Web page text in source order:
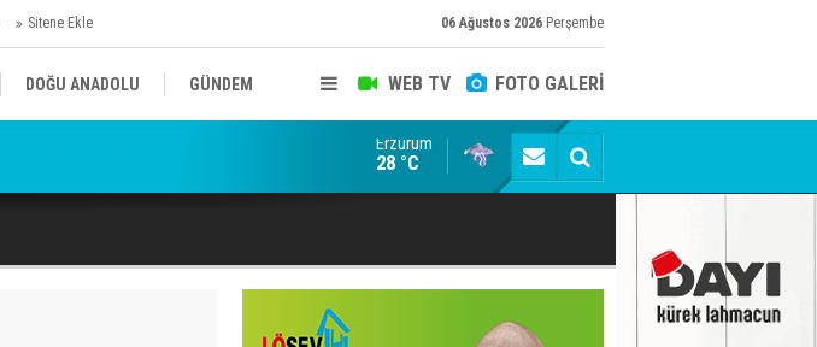
Sitene Ekle 06 Ağustos 2026 Perşembe
WEB TV FOTO GALERİ
DOĞU ANADOLU GÜNDEM
Ertuğrul Özkök "Cumhurbaşkanına hakaret"
Erzurum
28 °C